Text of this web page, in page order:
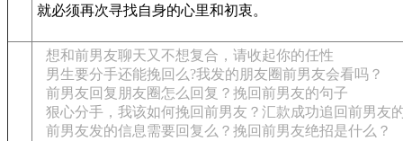
就必须再次寻找自身的心里和初衷。
想和前男友聊天又不想复合，请收起你的任性
男生要分手还能挽回么?我发的朋友圈前男友会看吗？
前男友回复朋友圈怎么回复？挽回前男友的句子
狠心分手，我该如何挽回前男友？汇款成功追回前男友
前男友发的信息需要回复么？挽回前男友绝招是什么？